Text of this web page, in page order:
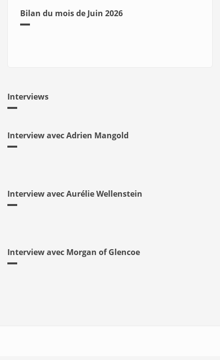
Bilan du mois de Juin 2026
Interviews
Interview avec Adrien Mangold
Interview avec Aurélie Wellenstein
Interview avec Morgan of Glencoe